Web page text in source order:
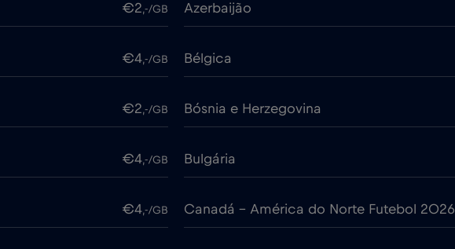
€2,-/GB Azerbaijão
€4,-/GB Bélgica
€2,-/GB Bósnia e Herzegovina
€4,-/GB Bulgária
€4,-/GB Canadá - América do Norte Futebol 2026